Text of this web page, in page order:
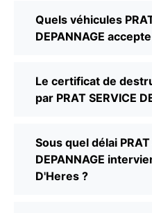
Quels véhicules
DEPANNAGE
Le certificat de
par PRAT SERVICE
Sous quel délai PRAT
DEPANNAGE
D'Heres ?